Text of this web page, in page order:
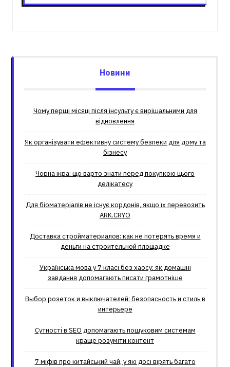
Новини
Чому перші місяці після інсульту є вирішальними для
відновлення
Як організувати ефективну систему безпеки для дому та
бізнесу
Чорна ікра: що варто знати перед покупкою цього
делікатесу
Для біоматеріалів не існує кордонів, якщо їх перевозить
ARK.CRYO
Доставка стройматериалов: как не потерять время и
деньги на строительной площадке
Українська мова у 7 класі без хаосу: як домашні
завдання допомагають писати грамотніше
Выбор розеток и выключателей: безопасность и стиль в
интерьере
Сутності в SEO допомагають пошуковим системам
краще розуміти контент
7 міфів про китайський чай, у які досі вірять багато